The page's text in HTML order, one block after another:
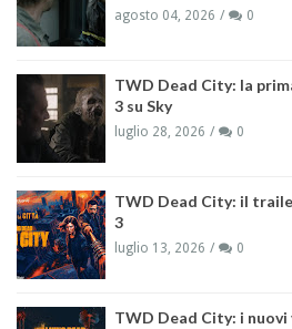
agosto 04, 2026 0
TWD Dead City: la
3 su Sky
luglio 28, 2026 0
TWD Dead City: il
3
luglio 13, 2026 0
TWD Dead City: i